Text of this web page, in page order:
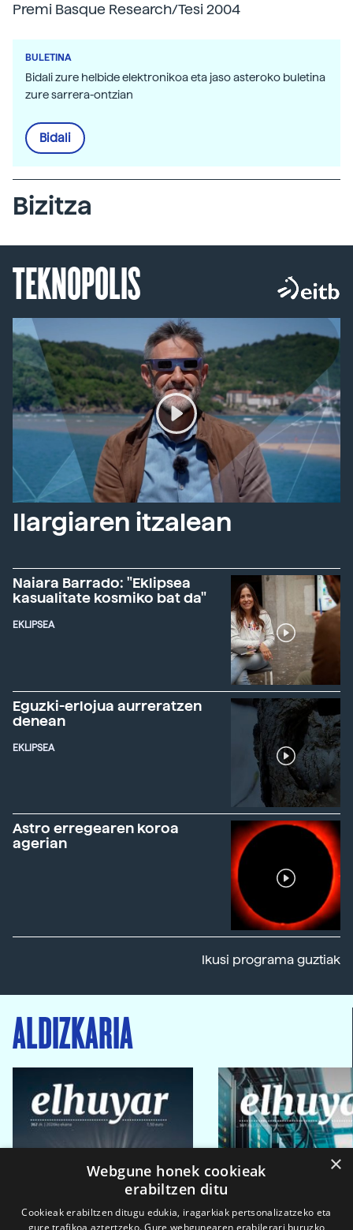
Premi Basque Research/Tesi 2004
BULETINA
Bidali zure helbide elektronikoa eta jaso asteroko buletina
zure sarrera-ontzian
Bidali
Bizitza
TEKNOPOLIS
Ilargiaren itzalean
Naiara Barrado: "Eklipsea
kasualitate kosmiko bat da"
EKLIPSEA
Eguzki-erlojua aurreratzen
denean
EKLIPSEA
Astro erregearen koroa
agerian
Ikusi programa guztiak
ALDIZKARIA
×
Webgune honek cookieak
erabiltzen ditu
Cookieak erabiltzen ditugu edukia, iragarkiak pertsonalizatzeko eta
gure trafikoa aztertzeko. Gure webgunearen erabilerari buruzko